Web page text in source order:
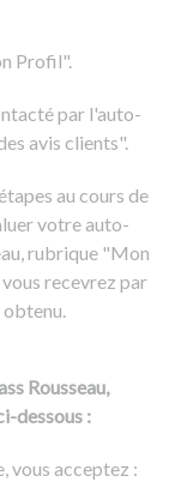
Profil".
par l'auto-
avis clients".
au cours de
votre auto-
rubrique "Mon
recevrez par
Rousseau,
dessous :
vous acceptez :